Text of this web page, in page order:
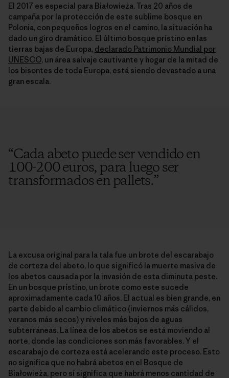
El 2017 es especial para Białowieża. Tras 20 años de
campaña por la protección de este sublime bosque en
Polonia, con pequeños logros en el camino, la situación ha
dado un giro dramático. El último bosque prístino en las
tierras bajas de Europa, declarado Patrimonio Mundial por
UNESCO, un área salvaje cautivante y hogar de la mitad de
los bisontes de toda Europa, está siendo devastado a una
gran escala.
“Cada abeto puede ser vendido en
100-200 euros, para luego ser
transformados en pallets.”
La excusa original para la tala fue un brote del escarabajo
de corteza del abeto, lo que significó la muerte masiva de
los abetos causada por la invasión de esta diminuta peste.
En un bosque prístino, un brote como este sucede
aproximadamente cada 10 años. El actual es bien grande, en
parte debido al cambio climático (inviernos más cálidos,
veranos más secos) y niveles más bajos de aguas
subterráneas. La línea de los abetos se está moviendo al
norte, donde las condiciones son más favorables. Y el
escarabajo de corteza está acelerando este proceso. Esto
no significa que no habrá abetos en el Bosque de
Białowieża, pero sí significa que habrá menos cantidad de